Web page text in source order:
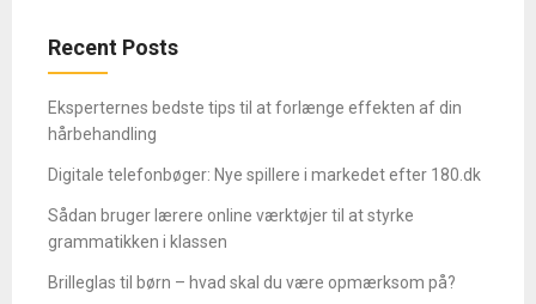
Recent Posts
Eksperternes bedste tips til at forlænge effekten af din
hårbehandling
Digitale telefonbøger: Nye spillere i markedet efter 180.dk
Sådan bruger lærere online værktøjer til at styrke
grammatikken i klassen
Brilleglas til børn – hvad skal du være opmærksom på?